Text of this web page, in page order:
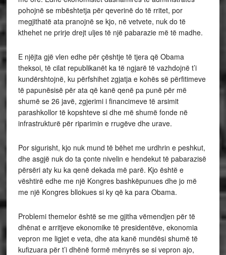
pohojnë se mbështetja për qeverinë do të rritet, por
megjithatë ata pranojnë se kjo, në vetvete, nuk do të
kthehet ne prirje drejt uljes të një pabarazie më të madhe.
E njëjta gjë vlen edhe për çështje të tjera që Obama
theksoi, të cilat republikanët ka të ngjarë të vazhdojnë t’i
kundërshtojnë, ku përfshihet zgjatja e kohës së përfitimeve
të papunësisë për ata që kanë qenë pa punë për më
shumë se 26 javë, zgjerimi i financimeve të arsimit
parashkollor të kopshteve si dhe më shumë fonde në
infrastrukturë për riparimin e rrugëve dhe urave.
Por sigurisht, kjo nuk mund të bëhet me urdhrin e peshkut,
dhe asgjë nuk do ta çonte nivelin e hendekut të pabarazisë
përsëri aty ku ka qenë dekada më parë. Kjo është e
vështirë edhe me një Kongres bashkëpunues dhe jo më
me një Kongres bllokues si ky që ka para Obama.
Problemi themelor është se me gjitha vëmendjen për të
dhënat e arritjeve ekonomike të presidentëve, ekonomia
vepron me ligjet e veta, dhe ata kanë mundësi shumë të
kufizuara për t’i dhënë formë mënyrës se si vepron ajo,